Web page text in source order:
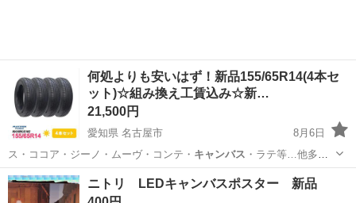
何処よりも安いはず！新品155/65R14(4本セ
ット)☆組み換え工賃込み☆新…
21,500円
愛知県 名古屋市
8月6日
ス・ココア・ジーノ・ムーヴ・コンテ・ キャンバス ・ラテ等…他多車
種。 ≒≒≒≒…
愛知 名古屋市 タイヤ、ホイール タイヤ
ニトリ LEDキャンバスポスター 新品